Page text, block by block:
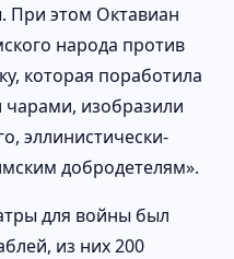
При этом Октавиан
народа против
которая поработила
изобразили
эллинистически-
добродетелям».
для войны был
из них 200